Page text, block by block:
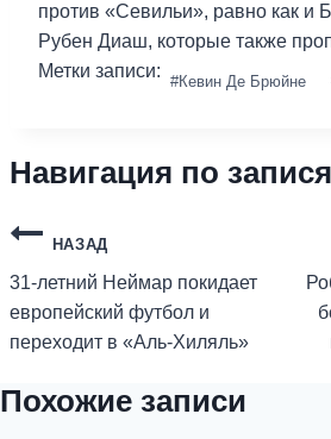
против «Севильи», равно как и
Рубен Диаш, которые также
Метки записи: #Кевин Де Брюйне
Навигация по
НАЗАД
31-летний Неймар покидает
европейский футбол и
переходит в «Аль-Хиляль»
Похожие записи